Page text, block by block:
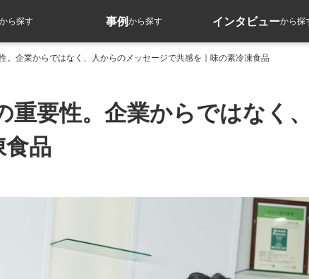
から探す 事例から探す インタビューから探
。企業からではなく、人からのメッセージで共感を｜味の素冷凍食品
重要性。企業からではなく
食品